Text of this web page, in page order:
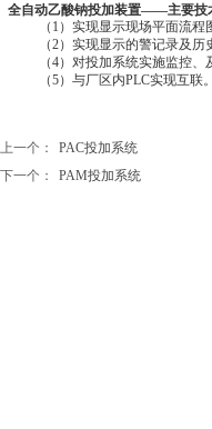
全自动乙酸钠投加装置——主要技
（ 1 ）实现显示现场平面流程
（2）实现显示的警记录及历
（4）对投加系统实施监控、
（5）与厂区内PLC实现互联。
上一个：
PAC投加系统
下一个：
PAM投加系统